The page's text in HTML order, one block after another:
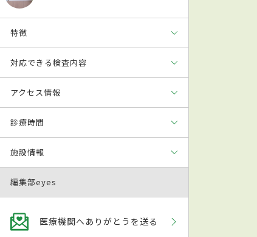
特徴
対応できる検査内容
アクセス情報
診療時間
施設情報
編集部eyes
医療機関へありがとうを送る